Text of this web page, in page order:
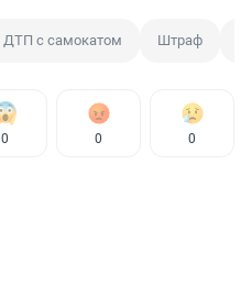
ДТП с самокатом Штраф
0 0 0